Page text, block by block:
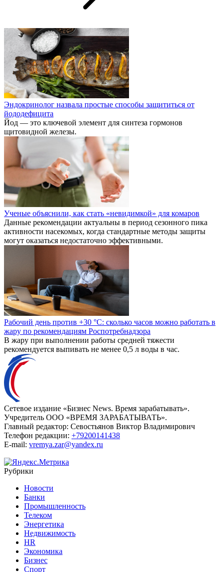
Эндокринолог назвала простые способы защититься от
йододефицита
Йод — это ключевой элемент для синтеза гормонов
щитовидной железы.
Ученые объяснили, как стать «невидимкой» для комаров
Данные рекомендации актуальны в период сезонного пика
активности насекомых, когда стандартные методы защиты
могут оказаться недостаточно эффективными.
Рабочий день против +30 °C: сколько часов можно работать в
жару по рекомендациям Роспотребнадзора
В жару при выполнении работы средней тяжести
рекомендуется выпивать не менее 0,5 л воды в час.
Сетевое издание «Бизнес News. Время зарабатывать».
Учредитель ООО «ВРЕМЯ ЗАРАБАТЫВАТЬ».
Главный редактор: Севостьянов Виктор Владимирович
Телефон редакции: +79200141438
E-mail: vremya.zar@yandex.ru
Рубрики
Новости
Банки
Промышленность
Телеком
Энергетика
Недвижимость
HR
Экономика
Бизнес
Спорт